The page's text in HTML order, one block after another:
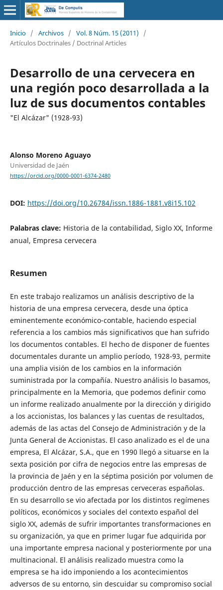
Inicio / Archivos / Vol. 8 Núm. 15 (2011)
/
Artículos Doctrinales / Doctrinal Articles
Desarrollo de una cervecera en
una región poco desarrollada a la
luz de sus documentos contables
"El Alcázar" (1928-93)
Alonso Moreno Aguayo
Universidad de Jaén
https://orcid.org/0000-0001-6374-2480
DOI: https://doi.org/10.26784/issn.1886-1881.v8i15.102
Palabras clave: Historia de la contabilidad, Siglo XX, Informe
anual, Empresa cervecera
Resumen
En este trabajo realizamos un análisis descriptivo de la
historia de una empresa cervecera, desde una óptica
eminentemente económico-contable, haciendo especial
referencia a los cambios más significativos que han sufrido
los documentos contables. El hecho de disponer de fuentes
documentales durante un amplio período, 1928-93, permite
una amplia visión de los cambios en la información
suministrada por la compañía. Nuestro análisis lo basamos,
principalmente en la Memoria, que podemos definir como
un informe realizado anualmente por la dirección y dirigido
a los accionistas, los balances y las cuentas de resultados,
además de las actas del Consejo de Administración y de la
Junta General de Accionistas. El caso analizado es el de una
empresa, El Alcázar, S.A., que en 1990 llegó a situarse en la
sexta posición por cifra de negocios entre las empresas de
la provincia de Jaén y en la séptima posición por volumen de
producción dentro de las empresas cerveceras españolas.
En su desarrollo se vio afectada por los distintos regímenes
políticos, económicos y sociales del contexto español del
siglo XX, además de sufrir importantes transformaciones en
su organización, ya que en primer lugar fue adquirida por
una importante empresa nacional y posteriormente por una
multinacional. El análisis realizado muestra como la
empresa se ha ido imponiendo a los acontecimientos
adversos de su entorno, sin descuidar su compromiso social